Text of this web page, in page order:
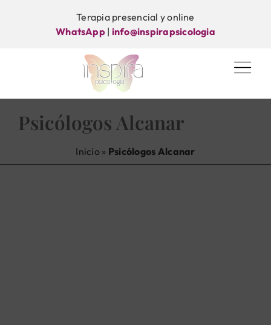
Terapia presencial y online
WhatsApp | info@inspirapsicologia
Psicólogos Alcanar
Inicio» Psicólogos Alcanar